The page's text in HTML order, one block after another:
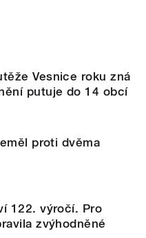
Vesnice roku zná
putuje do 14 obcí
proti dvěma
122. výročí. Pro
zvýhodněné